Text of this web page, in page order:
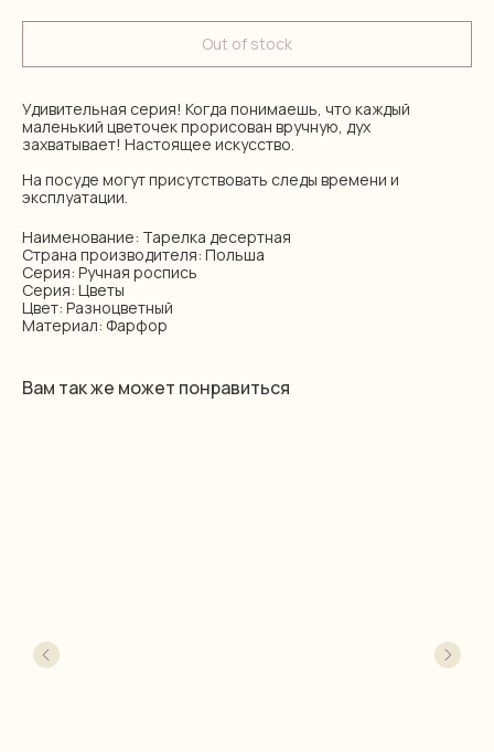
Out of stock
Удивительная серия! Когда понимаешь, что каждый
маленький цветочек прорисован вручную, дух
захватывает! Настоящее искусство.
На посуде могут присутствовать следы времени и
эксплуатации.
Наименование: Тарелка десертная
Страна производителя: Польша
Серия: Ручная роспись
Серия: Цветы
Цвет: Разноцветный
Материал: Фарфор
Вам так же может понравиться